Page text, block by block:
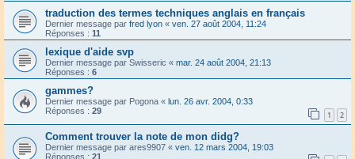
traduction des termes techniques anglais en français
Dernier message par fred lyon « ven. 27 août 2004, 11:24
Réponses : 11
lexique d'aide svp
Dernier message par Swisseric « mar. 24 août 2004, 21:13
Réponses : 6
gammes?
Dernier message par Pogona « lun. 26 avr. 2004, 0:33
Réponses : 29 1 2
Comment trouver la note de mon didg?
Dernier message par ares9907 « ven. 12 mars 2004, 19:03
Réponses : 21